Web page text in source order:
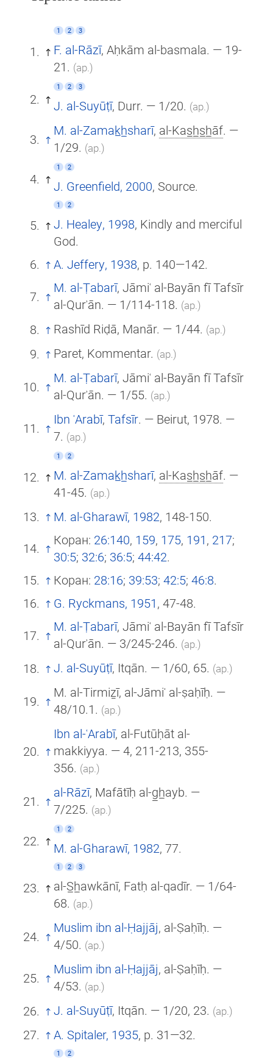
1 2 3
F. al-Rāzī, Aḥkām al-basmala. — 19-
21. (ар.)
1 2 3
J. al-Suyūṭī, Durr. — 1/20. (ар.)
M. al-Zamak̲h̲sharī, al-Kas̲h̲s̲h̲āf. —
1/29. (ар.)
1 2
J. Greenfield, 2000, Source.
1 2
J. Healey, 1998, Kindly and merciful
God.
A. Jeffery, 1938, p. 140—142.
M. al-Ṭabarī, Jāmiʿ al-Bayān fī Tafsīr
al-Qurʾān. — 1/114-118. (ар.)
Rashīd Riḍā, Manār. — 1/44. (ар.)
Paret, Kommentar. (ар.)
M. al-Ṭabarī, Jāmiʿ al-Bayān fī Tafsīr
al-Qurʾān. — 1/55. (ар.)
Ibn ʿArabī, Tafsīr. — Beirut, 1978. —
7. (ар.)
1 2
M. al-Zamak̲h̲sharī, al-Kas̲h̲s̲h̲āf. —
41-45. (ар.)
M. al-Gharawī, 1982, 148-150.
Коран: 26:140, 159, 175, 191, 217;
30:5; 32:6; 36:5; 44:42.
Коран: 28:16; 39:53; 42:5; 46:8.
G. Ryckmans, 1951, 47-48.
M. al-Ṭabarī, Jāmiʿ al-Bayān fī Tafsīr
al-Qurʾān. — 3/245-246. (ар.)
J. al-Suyūṭī, Itqān. — 1/60, 65. (ар.)
M. al-Tirmiẕī, al-Jāmiʿ al-ṣaḥīḥ. —
48/10.1. (ар.)
Ibn al-ʿArabī, al-Futūḥāt al-
makkiyya. — 4, 211-213, 355-
356. (ар.)
al-Rāzī, Mafātīḥ al-g̲h̲ayb. —
7/225. (ар.)
1 2
M. al-Gharawī, 1982, 77.
1 2 3
al-S̲h̲awkānī, Fatḥ al-qadīr. — 1/64-
68. (ар.)
Muslim ibn al-Ḥajjāj, al-Ṣaḥīḥ. —
4/50. (ар.)
Muslim ibn al-Ḥajjāj, al-Ṣaḥīḥ. —
4/53. (ар.)
J. al-Suyūṭī, Itqān. — 1/20, 23. (ар.)
A. Spitaler, 1935, p. 31—32.
1 2